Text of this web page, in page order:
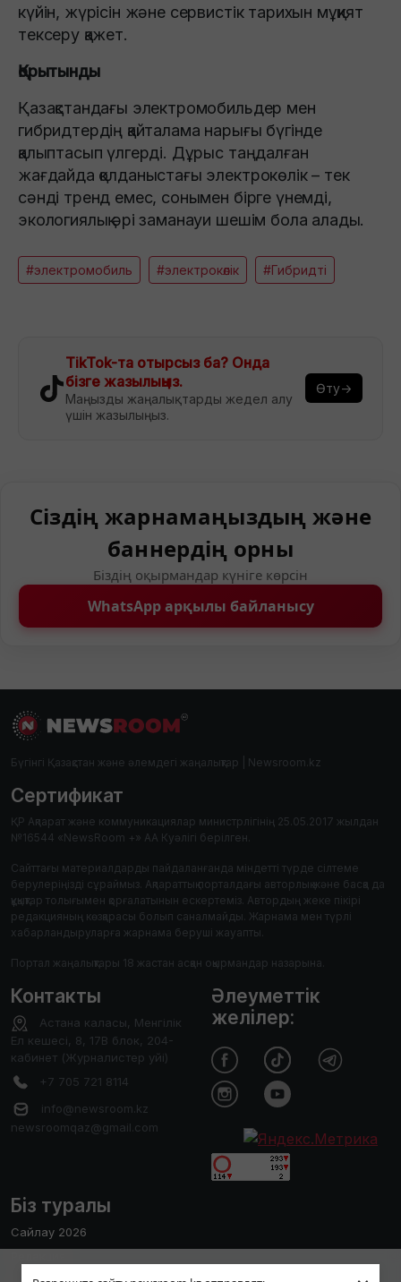
Пайдаланушы тәжірибесін жақсарту
күйін, жүрісін және сервистік тарихын мұқият
тексеру қажет.
Қорытынды
Қазақстандағы электромобильдер мен
гибридтердің қайталама нарығы бүгінде
қалыптасып үлгерді. Дұрыс таңдалған
жағдайда қолданыстағы электрокөлік – тек
сәнді тренд емес, сонымен бірге үнемді,
экологиялық әрі заманауи шешім бола алады.
#электромобиль #электрокөлік #Гибридті
TikTok-та отырсыз ба? Онда
бізге жазылыңыз.
Маңызды жаңалықтарды жедел алу
үшін жазылыңыз.
Өту→
Сіздің жарнамаңыздың және
баннердің орны
Біздің оқырмандар күніге көрсін
WhatsApp арқылы байланысу
Бүгінгі Қазақстан және әлемдегі жаңалықтар | Newsroom.kz
Сертификат
ҚР Ақпарат және коммуникациялар министрлігінің 25.05.2017 жылдан
№16544 «NewsRoom +» АА Куәлігі берілген.
Сайттағы материалдарды пайдаланғанда міндетті түрде сілтеме
берулеріңізді сұраймыз. Ақпараттық порталдағы авторлық және басқа да
құқықтар толығымен қорғалатынын ескертеміз. Автордың жеке пікірі
редакцияның көзқарасы болып саналмайды. Жарнама мен түрлі
хабарландыруларға жарнама беруші жауапты.
Портал жаңалықтары 18 жастан асқан оқырмандар назарына.
Контакты
Астана каласы, Менгілік
Ел кешесі, 8, 17В блок, 204-
кабинет (Журналистер уйі)
+7 705 721 8114
info@newsroom.kz
newsroomqaz@gmail.com
Біз туралы
Сайлау 2026
Әлеуметтік
желілер: